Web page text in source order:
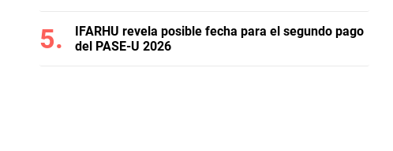
IFARHU revela posible fecha para el segundo pago
del PASE-U 2026